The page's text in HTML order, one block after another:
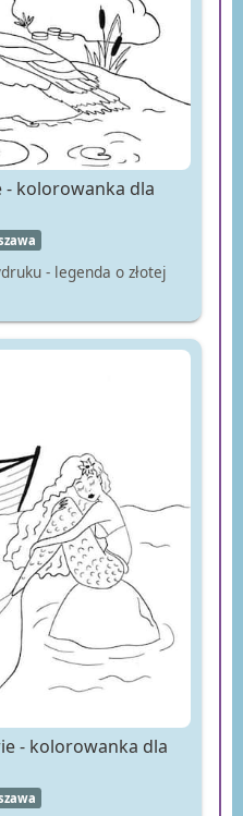
- kolorowanka dla
- legenda o złotej
- kolorowanka dla